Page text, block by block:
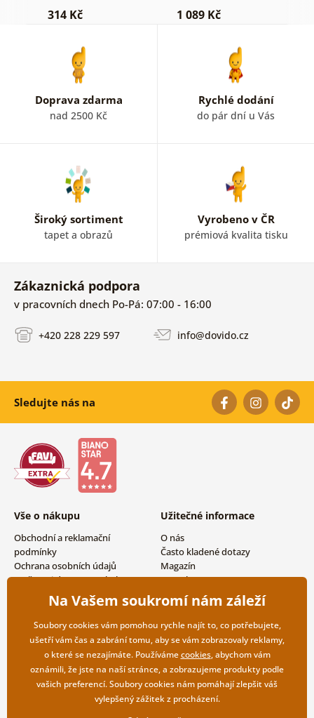
314 Kč 1 089 Kč
Doprava zdarma
nad 2500 Kč
Rychlé dodání
do pár dní u Vás
Široký sortiment
tapet a obrazů
Vyrobeno v ČR
prémiová kvalita tisku
Zákaznická podpora
v pracovních dnech Po-Pá: 07:00 - 16:00
+420 228 229 597 info@dovido.cz
Sledujte nás na
Vše o nákupu
Obchodní a reklamační
podmínky
Ochrana osobních údajů
Možnosti dopravy a platby
Vrácení zboží
Užitečné informace
O nás
Často kladené dotazy
Magazín
Kontakty
Velkoobchodní spolupráce
Na Vašem soukromí nám záleží
Soubory cookies vám pomohou rychle najít to, co potřebujete,
ušetří vám čas a zabrání tomu, aby se vám zobrazovaly reklamy,
o které se nezajímáte. Používámecookies, abychom vám
oznámili, že jste na naší stránce, a zobrazujeme produkty podle
vašich preferencí. Soubory cookies nám pomáhají zlepšit váš
vylepšený zážitek z procházení.